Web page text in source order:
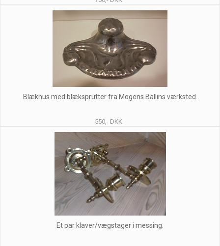
Blækhus med blæksprutter fra Mogens Ballins værksted.
550,- DKK
Et par klaver/vægstager i messing.